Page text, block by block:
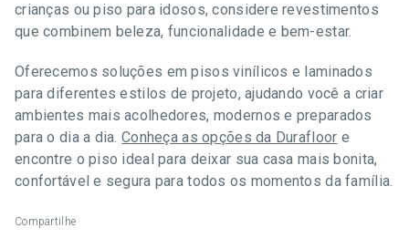
crianças ou piso para idosos, considere revestimentos
que combinem beleza, funcionalidade e bem-estar.
Oferecemos soluções em pisos vinílicos e laminados
para diferentes estilos de projeto, ajudando você a criar
ambientes mais acolhedores, modernos e preparados
para o dia a dia.Conheça as opções da Durafloor e
encontre o piso ideal para deixar sua casa mais bonita,
confortável e segura para todos os momentos da família.
Compartilhe